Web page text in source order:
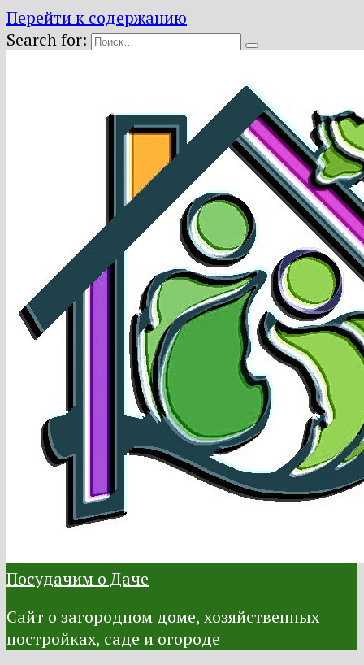
Перейти к содержанию
Search for:
Посудачим о Даче
Сайт о загородном доме, хозяйственных
постройках, саде и огороде